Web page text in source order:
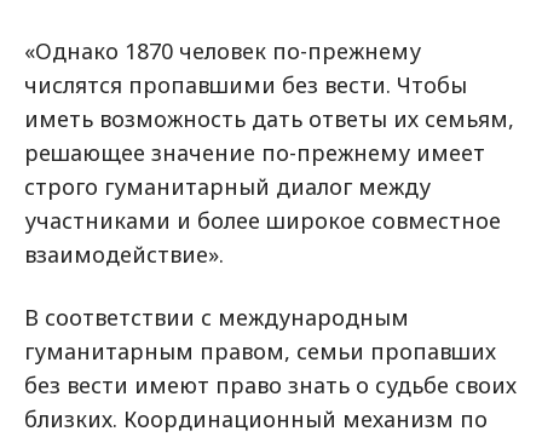
«Однако 1870 человек по-прежнему
числятся пропавшими без вести. Чтобы
иметь возможность дать ответы их семьям,
решающее значение по-прежнему имеет
строго гуманитарный диалог между
участниками и более широкое совместное
взаимодействие».
В соответствии с международным
гуманитарным правом, семьи пропавших
без вести имеют право знать о судьбе своих
близких. Координационный механизм по